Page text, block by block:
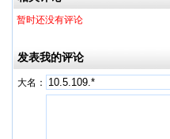
暂时还没有评论
发表我的评论
大名：